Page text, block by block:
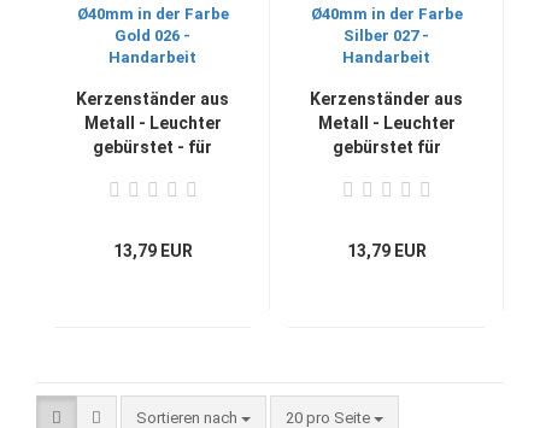
Kerzenständer aus
Metall - Leuchter
gebürstet - für
in der Farbe Gold
13,79 EUR
Kerzenständer aus
Metall - Leuchter
gebürstet für
in der Farbe Silber
13,79 EUR
Sortieren nach
Sortieren nach 20 pro Seite
pro Seite